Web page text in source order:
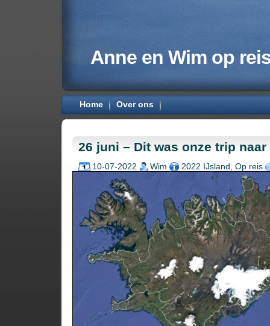
Anne en Wim op
Home Over ons
26 juni – Dit was onze trip
10-07-2022 Wim 2022 IJsland , Op reis